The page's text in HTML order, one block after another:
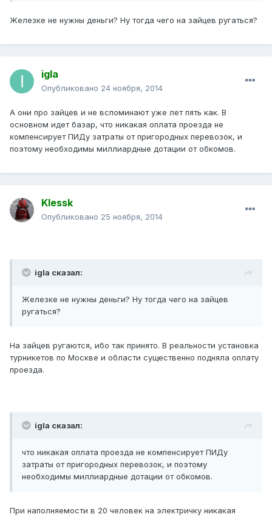
Железке не нужны деньги? Ну тогда чего на зайцев ругаться?
igla
Опубликовано 24 ноября, 2014
А они про зайцев и не вспоминают уже лет пять как. В
основном идет базар, что никакая оплата проезда не
компенсирует ПИДу затраты от пригородных перевозок, и
поэтому необходимы миллиардные дотации от обкомов.
Klessk
Опубликовано 25 ноября, 2014
igla сказал:
Железке не нужны деньги? Ну тогда чего на зайцев
ругаться?
На зайцев ругаются, ибо так принято. В реальности установка
турникетов по Москве и области существенно подняла оплату
проезда.
igla сказал:
что никакая оплата проезда не компенсирует ПИДу
затраты от пригородных перевозок, и поэтому
необходимы миллиардные дотации от обкомов.
При наполняемости в 20 человек на электричку никакая